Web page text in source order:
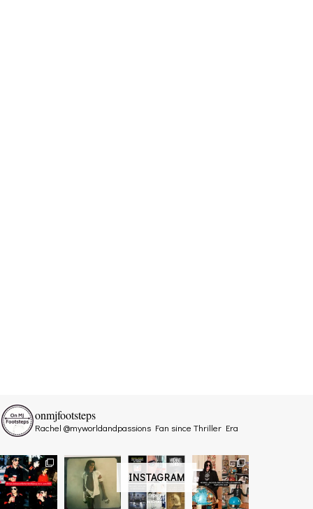
INSTAGRAM
onmjfootsteps
Rachel @myworldandpassions Fan since Thriller Era